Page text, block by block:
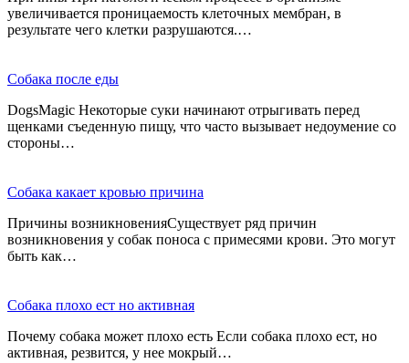
увеличивается проницаемость клеточных мембран, в
результате чего клетки разрушаются.…
Собака после еды
DogsMagic Некоторые суки начинают отрыгивать перед
щенками съеденную пищу, что часто вызывает недоумение со
стороны…
Собака какает кровью причина
Причины возникновенияСуществует ряд причин
возникновения у собак поноса с примесями крови. Это могут
быть как…
Собака плохо ест но активная
Почему собака может плохо есть Если собака плохо ест, но
активная, резвится, у нее мокрый…